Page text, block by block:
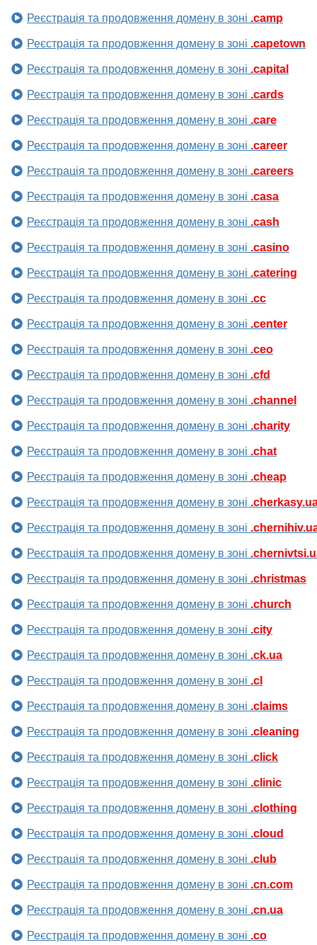
Реєстрація та продовження домену в зоні .camp
Реєстрація та продовження домену в зоні .capetown
Реєстрація та продовження домену в зоні .capital
Реєстрація та продовження домену в зоні .cards
Реєстрація та продовження домену в зоні .care
Реєстрація та продовження домену в зоні .career
Реєстрація та продовження домену в зоні .careers
Реєстрація та продовження домену в зоні .casa
Реєстрація та продовження домену в зоні .cash
Реєстрація та продовження домену в зоні .casino
Реєстрація та продовження домену в зоні .catering
Реєстрація та продовження домену в зоні .cc
Реєстрація та продовження домену в зоні .center
Реєстрація та продовження домену в зоні .ceo
Реєстрація та продовження домену в зоні .cfd
Реєстрація та продовження домену в зоні .channel
Реєстрація та продовження домену в зоні .charity
Реєстрація та продовження домену в зоні .chat
Реєстрація та продовження домену в зоні .cheap
Реєстрація та продовження домену в зоні
Реєстрація та продовження домену в зоні
Реєстрація та продовження домену в зоні
Реєстрація та продовження домену в зоні .christmas
Реєстрація та продовження домену в зоні .church
Реєстрація та продовження домену в зоні .city
Реєстрація та продовження домену в зоні .ck.ua
Реєстрація та продовження домену в зоні .cl
Реєстрація та продовження домену в зоні .claims
Реєстрація та продовження домену в зоні .cleaning
Реєстрація та продовження домену в зоні .click
Реєстрація та продовження домену в зоні .clinic
Реєстрація та продовження домену в зоні .clothing
Реєстрація та продовження домену в зоні .cloud
Реєстрація та продовження домену в зоні .club
Реєстрація та продовження домену в зоні .cn.com
Реєстрація та продовження домену в зоні .cn.ua
Реєстрація та продовження домену в зоні .co